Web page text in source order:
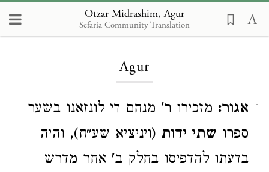
Otzar Midrashim, Agur
Sefaria Community Translation
Loading...
Agur
1 אגור: מזכירו ר' מנחם די לונזאנו בשער
ספרו שתי ידות (ויניציא שע״ח), והיה
בדעתו להדפיסו בחלק ב' אחר מדרש